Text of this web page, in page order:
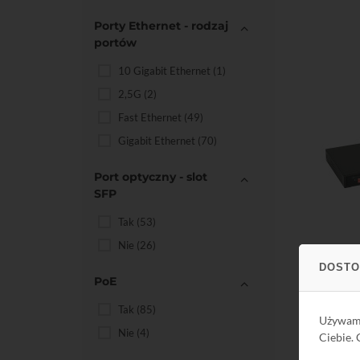
Ciebie.
Porty Ethernet - rodzaj
portów
10 Gigabit Ethernet (1)
2,5G (2)
Fast Ethernet (49)
Gigabit Ethernet (70)
Port optyczny - slot
SFP
Tak (53)
Nie (26)
PoE
Tak (85)
Nie (4)
Do